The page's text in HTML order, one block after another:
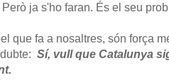
ja s'ho faran. És el seu
que fa a nosaltres, són força
Sí, vull que Catalunya